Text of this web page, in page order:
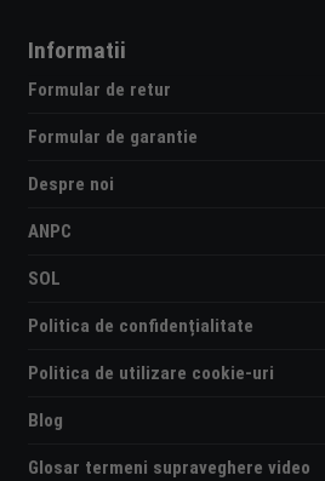
Informatii
Formular de retur
Formular de garantie
Despre noi
ANPC
SOL
Politica de confidențialitate
Politica de utilizare cookie-uri
Blog
Glosar termeni supraveghere video